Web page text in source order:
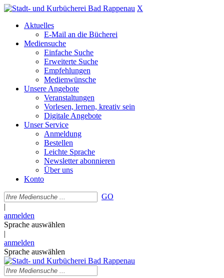
X
Aktuelles
E-Mail an die Bücherei
Mediensuche
Einfache Suche
Erweiterte Suche
Empfehlungen
Medienwünsche
Unsere Angebote
Veranstaltungen
Vorlesen, lernen, kreativ sein
Digitale Angebote
Unser Service
Anmeldung
Bestellen
Leichte Sprache
Newsletter abonnieren
Über uns
Konto
GO
|
anmelden
Sprache auswählen
|
anmelden
Sprache auswählen